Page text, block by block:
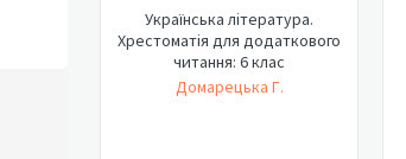
Українська література.
Хрестоматія для додаткового
читання: 6 клас
Домарецька Г.